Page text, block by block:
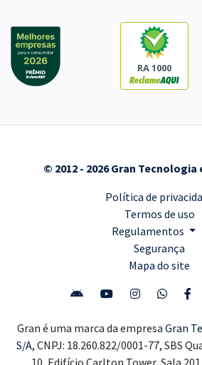
RA 1000
© 2012 - 2026 Gran Tecnologia
Política de
Termos de uso
Regulamentos
Segurança
Mapa do site
Gran é uma marca da empresa Gran
S/A, CNPJ: 18.260.822/0001-77, SBS
10, Edifício Carlton Tower, Sala